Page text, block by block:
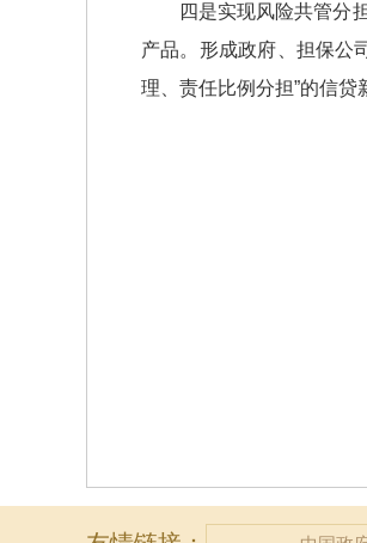
四是实现风险共管分
产品。形成政府、担保公
理、责任比例分担”的信贷